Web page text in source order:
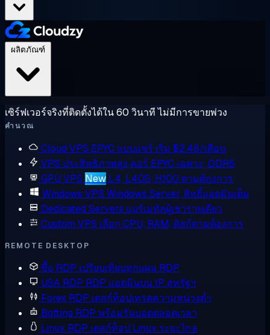
เซิร์ฟเวอร์จริงที่ติดตั้งได้ใน 60 วินาที ไม่มีการขายพ่วง
คำนวณ
Cloud VPS EPYC แบบแชร์ เริ่ม $2.48/เดือน
VPS ประสิทธิภาพสูง คอร์ EPYC เฉพาะ, DDR5
GPU VPS New L4, L40S, H100 ตามต้องการ
Windows VPS Windows Server, สิทธิ์แอดมินเต็ม
Dedicated Servers แบร์เมทัลผู้เช่ารายเดียว
Custom VPS เลือก CPU, RAM, ดิสก์ตามต้องการ
REMOTE DESKTOP
ซื้อ RDP เปรียบเทียบทุกแผน RDP
USA RDP RDP แอดมินบน IP สหรัฐฯ
Forex RDP เดสก์ท็อปเทรดความหน่วงต่ำ
Botting RDP พร้อมรันบอตตลอดเวลา
Linux RDP เดสก์ท็อป Linux ระยะไกล